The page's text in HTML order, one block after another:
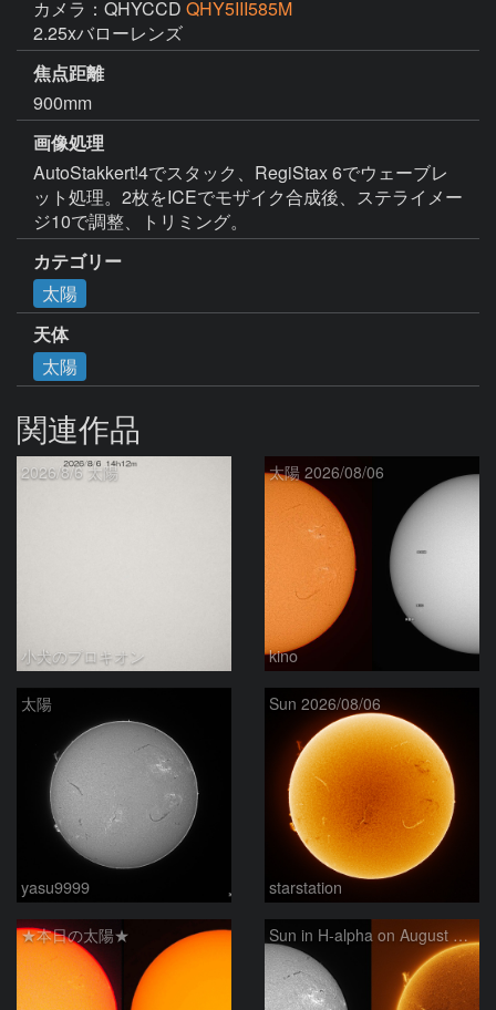
カメラ：QHYCCD QHY5III585M
2.25xバローレンズ
焦点距離
900mm
画像処理
AutoStakkert!4でスタック、RegiStax 6でウェーブレ
ット処理。2枚をICEでモザイク合成後、ステライメー
ジ10で調整、トリミング。
カテゴリー
太陽
天体
太陽
関連作品
2026/8/6 太陽
小犬のプロキオン
太陽 2026/08/06
kino
太陽
yasu9999
Sun 2026/08/06
starstation
★本日の太陽★ Sun in H-alpha on August 6, 2026